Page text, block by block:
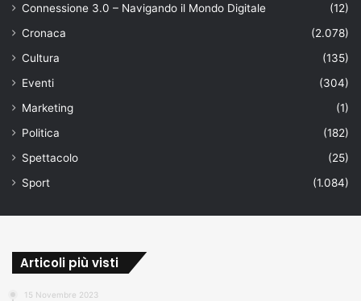
Connessione 3.0 – Navigando il Mondo Digitale
(12)
Cronaca
(2.078)
Cultura
(135)
Eventi
(304)
Marketing
(1)
Politica
(182)
Spettacolo
(25)
Sport
(1.084)
Articoli più visti
15 Novembre 2023